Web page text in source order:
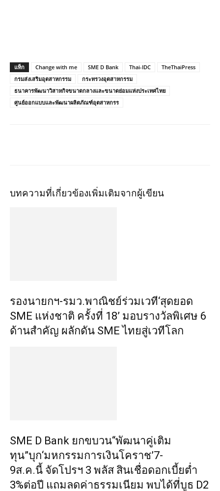
แท็ก Change with me SME D Bank Thai-IDC
TheThaiPress
กรมส่งเสริมอุตสาหกรรม
กระทรวงอุตสาหกรรม
ธนาคารพัฒนาวิสาหกิจขนาดกลางและขนาดย่อมแห่งประเทศไทย
ศูนย์ออกแบบและพัฒนาผลิตภัณฑ์อุตสาหกรร
บทความที่เกี่ยวข้องเพิ่มเติมจากผู้เขียน
รองนายกฯ-รมว.พาณิชย์ร่วมเวที‘สุดยอด
SME แห่งชาติ ครั้งที่ 18’ มอบรางวัลพิเศษ 6
ด้านสำคัญ ผลักดัน SME ไทยสู่เวทีโลก
SME D Bank ยกขบวน“พัฒนาคู่เติม
ทุน”บุก‘มหกรรมการเงินโคราช’7-
9ส.ค.นี้ จัดโปรฯ 3 พลัส สินเชื่อดอกเบี้ยต่ำ
3%ต่อปี แถมลดค่าธรรมเนียม พบได้ที่บูธ D2